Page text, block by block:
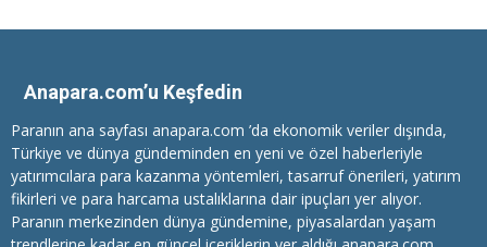
Anapara.com’u Keşfedin
Paranın ana sayfası anapara.com ’da ekonomik veriler dışında,
Türkiye ve dünya gündeminden en yeni ve özel haberleriyle
yatırımcılara para kazanma yöntemleri, tasarruf önerileri, yatırım
fikirleri ve para harcama ustalıklarına dair ipuçları yer alıyor.
Paranın merkezinden dünya gündemine, piyasalardan yaşam